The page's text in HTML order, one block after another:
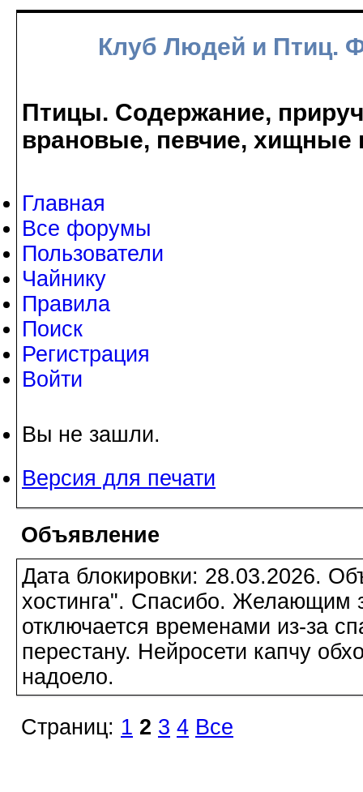
Клуб Людей и Птиц.
Птицы. Содержание,
врановые, певчие, хищные
Главная
Все форумы
Пользователи
Чайнику
Правила
Поиск
Регистрация
Войти
Вы не зашли.
Версия для печати
Объявление
Дата блокировки: 28.03.2026.
хостинга". Спасибо. Желающим
отключается временами из-за
перестану. Нейросети капчу
надоело.
Страниц: 1 2 3 4 Все